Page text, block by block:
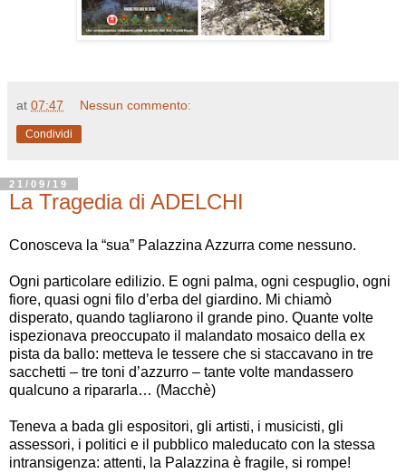
at 07:47 Nessun commento:
Condividi
21/09/19
La Tragedia di ADELCHI
Conosceva la “sua” Palazzina Azzurra come nessuno.
Ogni particolare edilizio. E ogni palma, ogni cespuglio, ogni
fiore, quasi ogni filo d’erba del giardino. Mi chiamò
disperato, quando tagliarono il grande pino. Quante volte
ispezionava preoccupato il malandato mosaico della ex
pista da ballo: metteva le tessere che si staccavano in tre
sacchetti – tre toni d’azzurro – tante volte mandassero
qualcuno a ripararla… (Macchè)
Teneva a bada gli espositori, gli artisti, i musicisti, gli
assessori, i politici e il pubblico maleducato con la stessa
intransigenza: attenti, la Palazzina è fragile, si rompe!